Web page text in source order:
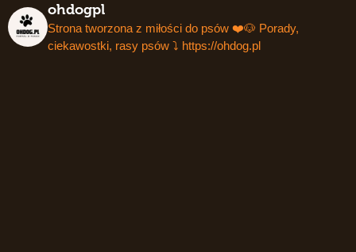
ohdogpl
Strona tworzona z miłości do psów ❤️🐶 Porady,
ciekawostki, rasy psów ⤵️ https://ohdog.pl